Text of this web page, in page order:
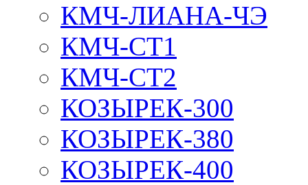
КМЧ-ЛИАНА-ЧЭ
КМЧ-СТ1
КМЧ-СТ2
КОЗЫРЕК-300
КОЗЫРЕК-380
КОЗЫРЕК-400